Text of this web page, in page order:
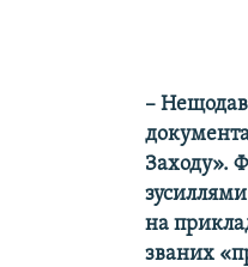
–
Заходу».
на
званих